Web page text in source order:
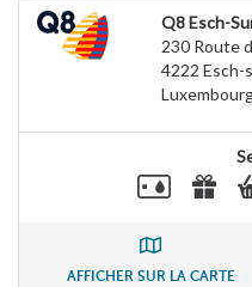
Q8 Esch-
230 Route
4222 Esch-
AFFICHER SUR LA CARTE